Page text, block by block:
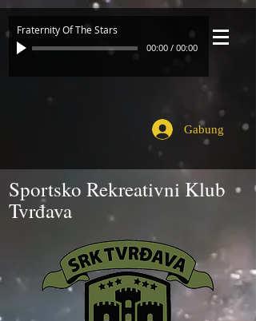
Fraternity Of The Stars
00:00 / 00:00
Gabung
Sportsko Rekreativni Klub
Tvrđava